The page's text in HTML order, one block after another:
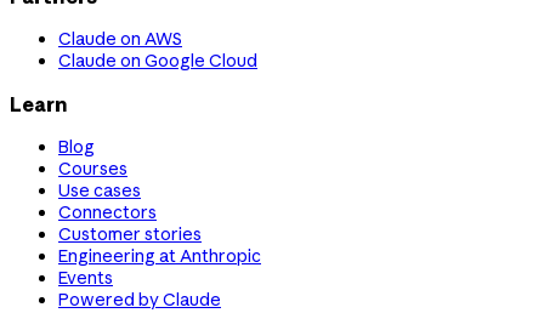
Claude on AWS
Claude on Google Cloud
Learn
Blog
Courses
Use cases
Connectors
Customer stories
Engineering at Anthropic
Events
Powered by Claude